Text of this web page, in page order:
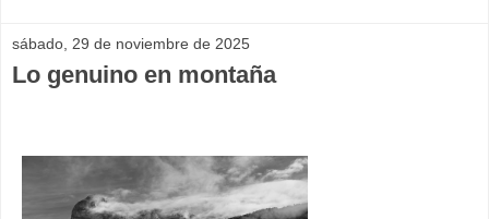
sábado, 29 de noviembre de 2025
Lo genuino en montaña